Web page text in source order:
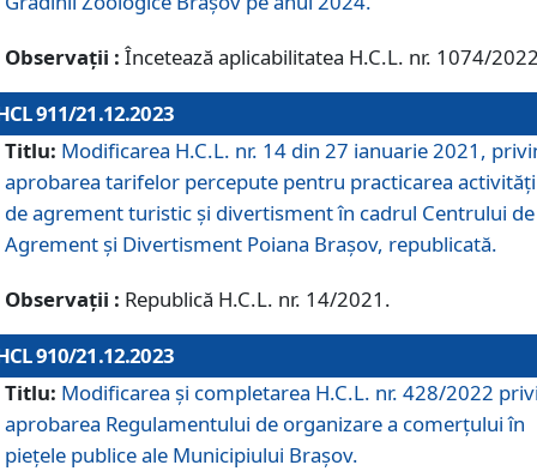
Observații : Încetează aplicabilitatea H.C.L. nr. 1074/
911/21.12.2023
Titlu: Modificarea H.C.L. nr. 14 din 27 ianuarie 2021,
aprobarea tarifelor percepute pentru practicarea
de agrement turistic și divertisment în cadrul Centrului de
Agrement și Divertisment Poiana Brașov, republicată.
Observații : Republică H.C.L. nr. 14/2021.
910/21.12.2023
Titlu: Modificarea și completarea H.C.L. nr. 428/2022
aprobarea Regulamentului de organizare a comerțului în
piețele publice ale Municipiului Braşov.